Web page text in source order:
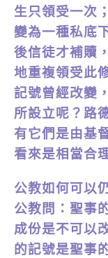
生只領受一次
變為一種私底
後信徒才補贖
地重複領受此
記號曾經改變
所設立呢？路
有它們是由基
看來是相當合
公教如何可以
公教問：聖事
成份是不可以
的記號是聖事